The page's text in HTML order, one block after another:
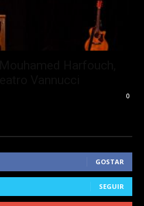
0
GOSTAR
SEGUIR